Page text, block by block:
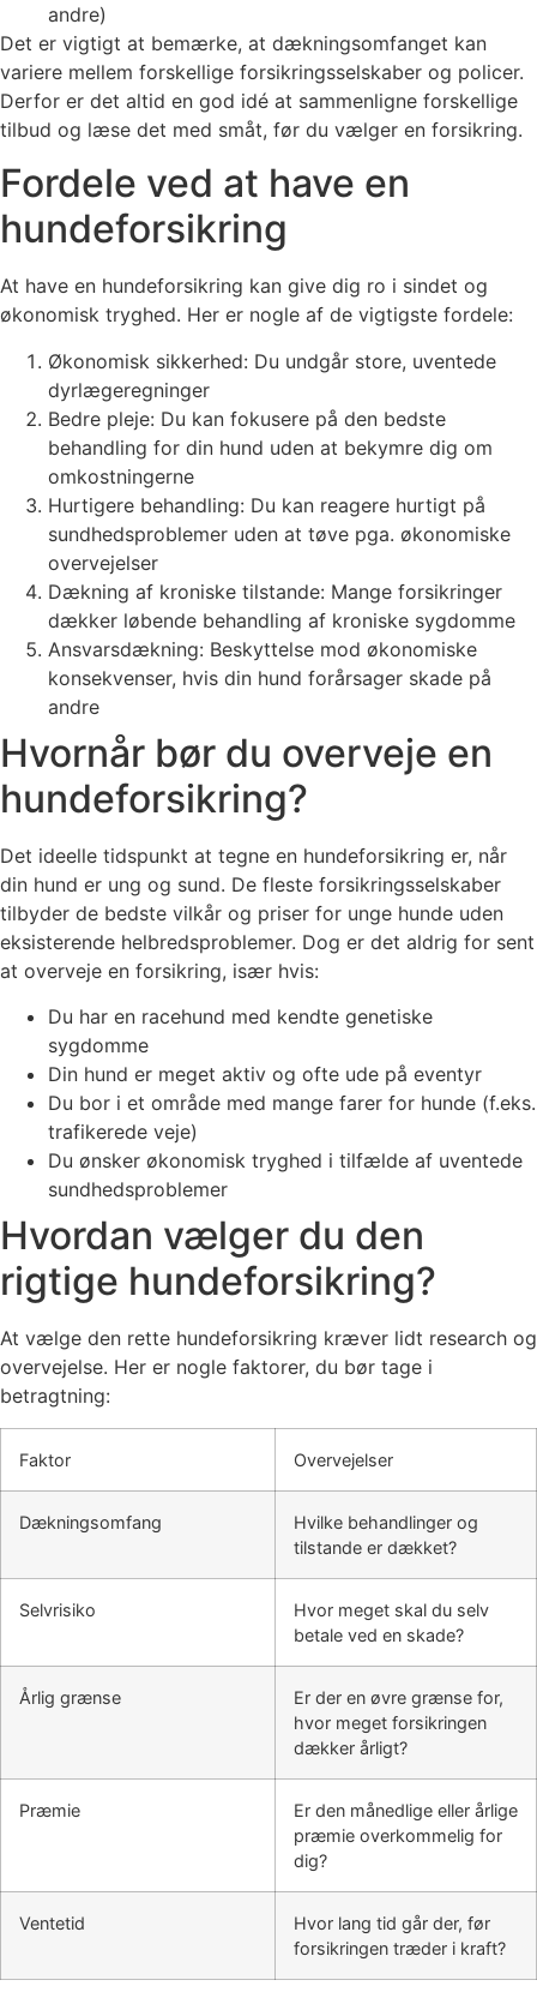
andre)
Det er vigtigt at bemærke, at dækningsomfanget kan
variere mellem forskellige forsikringsselskaber og policer.
Derfor er det altid en god idé at sammenligne forskellige
tilbud og læse det med småt, før du vælger en forsikring.
Fordele ved at have en
hundeforsikring
At have en hundeforsikring kan give dig ro i sindet og
økonomisk tryghed. Her er nogle af de vigtigste fordele:
Økonomisk sikkerhed: Du undgår store, uventede
dyrlægeregninger
Bedre pleje: Du kan fokusere på den bedste
behandling for din hund uden at bekymre dig om
omkostningerne
Hurtigere behandling: Du kan reagere hurtigt på
sundhedsproblemer uden at tøve pga. økonomiske
overvejelser
Dækning af kroniske tilstande: Mange forsikringer
dækker løbende behandling af kroniske sygdomme
Ansvarsdækning: Beskyttelse mod økonomiske
konsekvenser, hvis din hund forårsager skade på
andre
Hvornår bør du overveje en
hundeforsikring?
Det ideelle tidspunkt at tegne en hundeforsikring er, når
din hund er ung og sund. De fleste forsikringsselskaber
tilbyder de bedste vilkår og priser for unge hunde uden
eksisterende helbredsproblemer. Dog er det aldrig for sent
at overveje en forsikring, især hvis:
Du har en racehund med kendte genetiske
sygdomme
Din hund er meget aktiv og ofte ude på eventyr
Du bor i et område med mange farer for hunde (f.eks.
trafikerede veje)
Du ønsker økonomisk tryghed i tilfælde af uventede
sundhedsproblemer
Hvordan vælger du den
rigtige hundeforsikring?
At vælge den rette hundeforsikring kræver lidt research og
overvejelse. Her er nogle faktorer, du bør tage i
betragtning:
Faktor Overvejelser
Dækningsomfang
Hvilke behandlinger og
tilstande er dækket?
Selvrisiko
Hvor meget skal du selv
betale ved en skade?
Årlig grænse
Er der en øvre grænse for,
hvor meget forsikringen
dækker årligt?
Præmie
Er den månedlige eller årlige
præmie overkommelig for
dig?
Ventetid
Hvor lang tid går der, før
forsikringen træder i kraft?